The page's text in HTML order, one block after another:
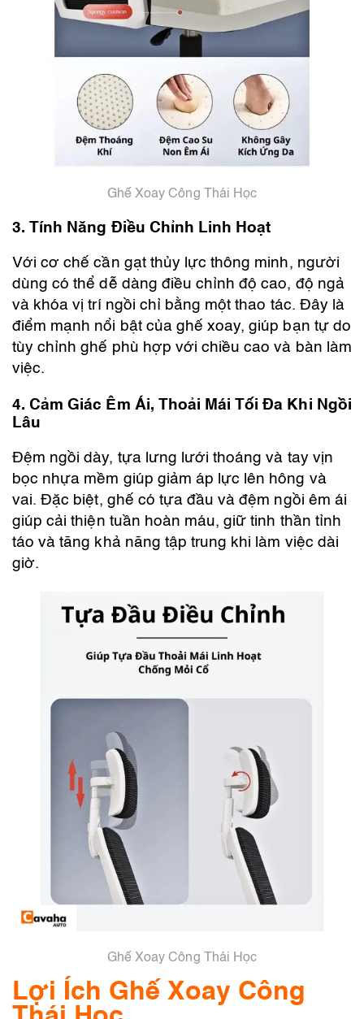
Ghế Xoay Công Thái Học
3. Tính Năng Điều Chỉnh Linh Hoạt
Với cơ chế cần gạt thủy lực thông minh, người
dùng có thể dễ dàng điều chỉnh độ cao, độ ngả
và khóa vị trí ngồi chỉ bằng một thao tác. Đây là
điểm mạnh nổi bật của ghế xoay, giúp bạn tự do
tùy chỉnh ghế phù hợp với chiều cao và bàn làm
việc.
4. Cảm Giác Êm Ái, Thoải Mái Tối Đa Khi Ngồi
Lâu
Đệm ngồi dày, tựa lưng lưới thoáng và tay vịn
bọc nhựa mềm giúp giảm áp lực lên hông và
vai. Đặc biệt, ghế có tựa đầu và đệm ngồi êm ái
giúp cải thiện tuần hoàn máu, giữ tinh thần tỉnh
táo và tăng khả năng tập trung khi làm việc dài
giờ.
Ghế Xoay Công Thái Học
Lợi Ích Ghế Xoay Công